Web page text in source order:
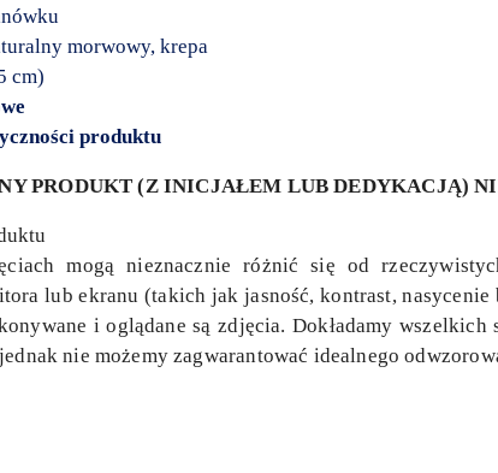
morwowy, krepa
cm)
produktu
PRODUKT (Z INICJAŁEM LUB DEDYKACJĄ)
mogą nieznacznie różnić się od
lub ekranu (takich jak jasność, kontrast,
i oglądane są zdjęcia. Dokładamy
nie możemy zagwarantować idealnego